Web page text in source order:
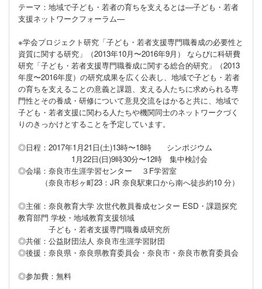
テーマ：地域で子ども・若者の育ちを支えるとは—子ども・若者
支援ネットワークフォーラム—
※学会プロジェクト研究「子ども・若者支援専門職養成の必要性と
資質に関する研究」（2013年10月〜2016年9月） ならびに科研費
研究「子ども・若者支援専門職養成に関する総合的研究」（2013
年度〜2016年度）の研究成果を広く公表し、地域で子ども・若者
の育ちを支えることの意義と課題、支える人たちに求められる専
門性とその養成・研修について意見交流をはかると共に、地域で
子ども・若者支援に関わる人たちや機関同士のネットワークづく
りのきっかけとすることを予定しています。
◎日程：2017年1月21日(土)13時〜18時 シンポジウム
1月22日(日)9時30分〜12時 集中検討会
◎会場：奈良市生涯学習センター ３F学習室
（奈良市杉ヶ町23：JR 奈良駅東口から南へ徒歩約10 分）
◎主催：奈良教育大学 次世代教員養成センター ESD・課題探究
教育部門 学校・地域教育支援領域
子ども・若者支援専門職養成研究所
◎共催：公益財団法人 奈良市生涯学習財団
◎後援：奈良県・奈良県教育委員会・奈良市・奈良市教育委員会
◎参加費：無料